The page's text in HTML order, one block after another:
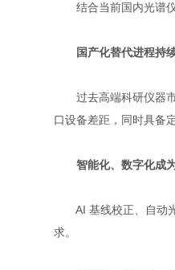
结合当前国内光谱仪
国产化替代进程持
过去高端科研仪器市
口设备差距，同时具备
智能化、数字化成
AI 基线校正、自动光
求。